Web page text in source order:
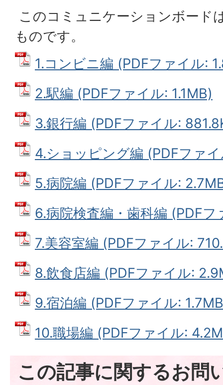
このコミュニケーションボード
ものです。
1.コンビニ編 (PDFファイル:
2.駅編 (PDFファイル: 1.1MB)
3.銀行編 (PDFファイル:
4.ショッピング編 (PDFファ
5.病院編 (PDFファイル:
6.病院検査編・歯科編 (PDFフ
7.美容室編 (PDFファイル:
8.飲食店編 (PDFファイル:
9.宿泊編 (PDFファイル:
10.職場編 (PDFファイル:
この記事に関するお問